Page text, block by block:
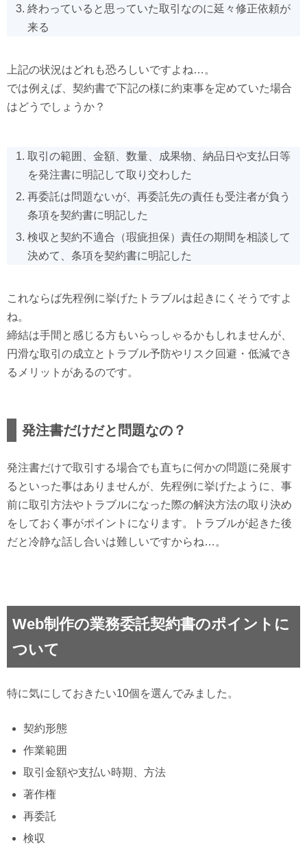
終わっていると思っていた取引なのに延々修正依頼が
来る
上記の状況はどれも恐ろしいですよね…。
では例えば、契約書で下記の様に約束事を定めていた場合
はどうでしょうか？
取引の範囲、金額、数量、成果物、納品日や支払日等
を発注書に明記して取り交わした
再委託は問題ないが、再委託先の責任も受注者が負う
条項を契約書に明記した
検収と契約不適合（瑕疵担保）責任の期間を相談して
決めて、条項を契約書に明記した
これならば先程例に挙げたトラブルは起きにくそうですよ
ね。
締結は手間と感じる方もいらっしゃるかもしれませんが、
円滑な取引の成立とトラブル予防やリスク回避・低減でき
るメリットがあるのです。
発注書だけだと問題なの？
発注書だけで取引する場合でも直ちに何かの問題に発展す
るといった事はありませんが、先程例に挙げたように、事
前に取引方法やトラブルになった際の解決方法の取り決め
をしておく事がポイントになります。トラブルが起きた後
だと冷静な話し合いは難しいですからね…。
Web制作の業務委託契約書のポイントに
ついて
特に気にしておきたい10個を選んでみました。
契約形態
作業範囲
取引金額や支払い時期、方法
著作権
再委託
検収